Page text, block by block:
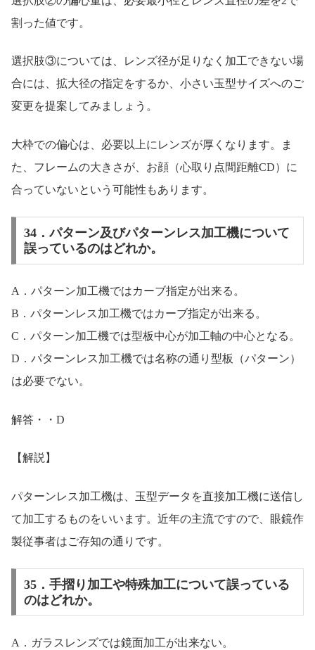
割った値です。
選択肢③については、レンズ径が足りなく加工できない場
合には、拡大径の指定をするか、小さい玉型サイズへのご
変更を提案してみましょう。
大枠での偏心は、必要以上にレンズが厚くなります。ま
た、フレームの大きさが、お顔（心取り点間距離CD）に
合っていないという可能性もあります。
34．パターン及びパターンレス加工機について
誤っているのはどれか。
A．パターン加工機ではカーブ指定が出来る。
B．パターンレス加工機ではカーブ指定が出来る。
C．パターン加工機では型板中心が加工軸の中心となる。
D．パターンレス加工機では名称の通り型板（パターン）
は必要でない。
解答・・D
【解説】
パターンレス加工機は、玉型データを直接加工機に送信し
て加工するものをいいます。近年の主流ですので、眼鏡作
製従事者はご存知の通りです。
35．手摺り加工や特殊加工について誤っている
のはどれか。
A．ガラスレンズでは鏡面加工が出来ない。